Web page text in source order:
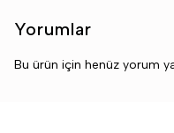
Yorumlar
Bu ürün için henüz yorum